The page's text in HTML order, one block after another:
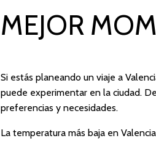
MEJOR
Si estás planeando un viaje a
puede experimentar en la ciudad.
preferencias y necesidades.
La temperatura más baja en